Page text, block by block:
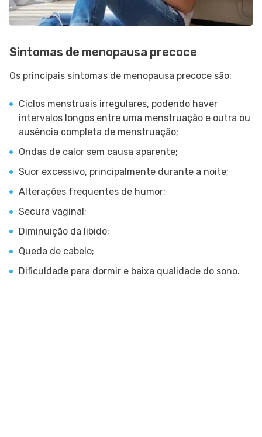
Sintomas de menopausa precoce
Os principais sintomas de menopausa precoce são:
Ciclos menstruais irregulares, podendo haver
intervalos longos entre uma menstruação e outra ou
ausência completa de menstruação;
Ondas de calor sem causa aparente;
Suor excessivo, principalmente durante a noite;
Alterações frequentes de humor;
Secura vaginal;
Diminuição da libido;
Queda de cabelo;
Dificuldade para dormir e baixa qualidade do sono.